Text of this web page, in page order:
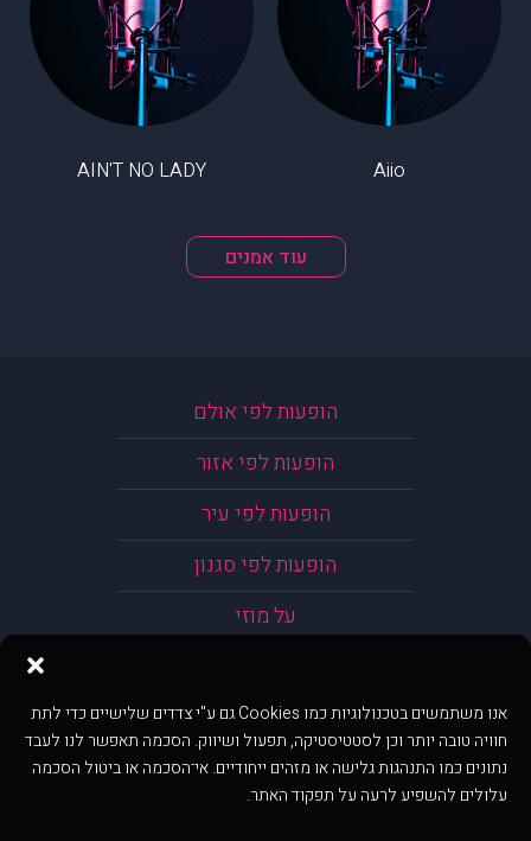
אנו משתמשים בטכנולוגיות כמו Cookies גם ע"י צדדים שלישיים כדי לתת
חוויה טובה יותר וכן לסטטיסטיקה, תפעול ושיווק. הסכמה תאפשר לנו לעבד
נתונים כמו התנהגות גלישה או מזהים ייחודיים. אי־הסכמה או ביטול הסכמה
עלולים להשפיע לרעה על תפקוד האתר.
Aiio
AIN'T NO LADY
עוד אמנים
הופעות לפי אולם
הופעות לפי אזור
הופעות לפי עיר
הופעות לפי סגנון
על מוזי